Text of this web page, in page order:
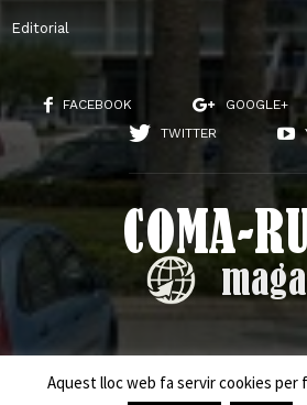
Editorial
FACEBOOK GOOGLE+
TWITTER
Aquest lloc web fa servir cookies per